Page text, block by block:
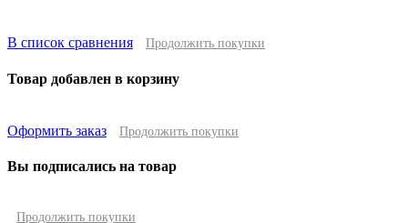
В список сравнения Продолжить покупки
Товар добавлен в корзину
Оформить заказ Продолжить покупки
Вы подписались на товар
Продолжить покупки